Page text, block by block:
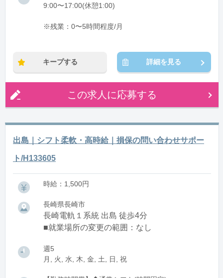
9:00〜17:00(休憩1:00)
※残業：0〜5時間程度/月
キープする 詳細を見る
この求人に応募する
出島｜シフト柔軟・高時給｜損保の問い合わせサポー
ト/H133605
時給：1,500円
長崎県長崎市
長崎電軌１系統 出島 徒歩4分
■就業場所の変更の範囲：なし
週5
月, 火, 水, 木, 金, 土, 日, 祝